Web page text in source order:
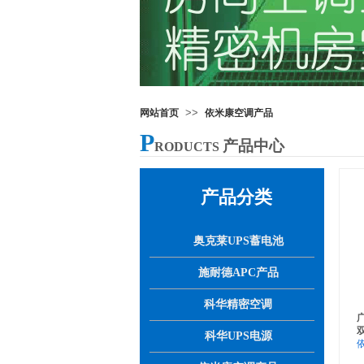
网站首页 >> 依米康空调产品
PRODUCTS 产品中心
产品分类
奥克莱UPS蓄电池
施耐德APC产品
科华精密空调
科华UPS电源